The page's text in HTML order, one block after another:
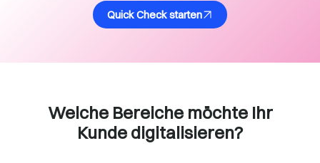
Quick Check starten
Welche Bereiche möchte Ihr
Kunde digitalisieren?